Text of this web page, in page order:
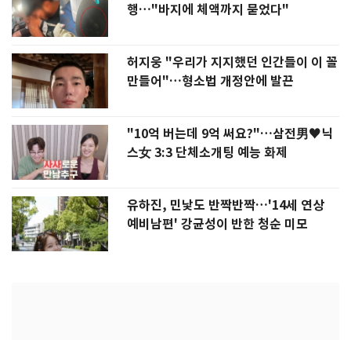
행…"바지에 체액까지 묻었다"
허지웅 "우리가 지지했던 인간들이 이 꼴
만들어"…형소법 개정안에 발끈
"10억 버는데 9억 써요?"…삼전男♥닉
스女 3:3 단체소개팅 예능 화제
유하진, 민낯도 반짝반짝…'14세 연상
예비남편' 강균성이 반한 청순 미모